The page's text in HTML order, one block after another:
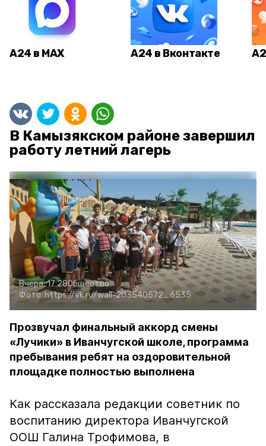
А24 в MAX А24 в Вконтакте
В Камызякском районе завершил
работу летний лагерь
Вчера, 17:28Общество
Фото:https://vk.ru/wall-203540572_6535
Прозвучал финальный аккорд смены
«Лучики» в Иванчугской школе, программа
пребывания ребят на оздоровительной
площадке полностью выполнена
Как рассказала редакции советник по
воспитанию директора Иванчугской
ООШ Галина Трофимова, в